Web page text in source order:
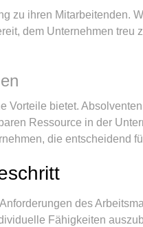
zu ihren Mitarbeitenden.
dem Unternehmen treu
Vorteile bietet.
Ressource in der
die entscheidend
des
Fähigkeiten